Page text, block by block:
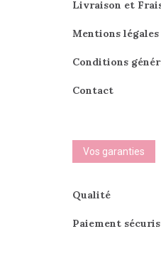
Livraison et
Mentions légales
Conditions
Contact
Vos garanties
Qualité
Paiement